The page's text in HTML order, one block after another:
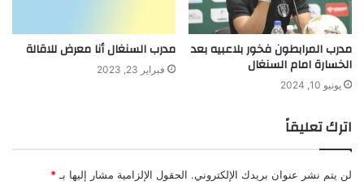
مدرب المرابطون فخور بلاعبيه بعد
الخسارة امام السنغال
يونيو 10, 2024
مدرب السنغال أنا معرض للاقالة
فبراير 23, 2023
اترك تعليقاً
لن يتم نشر عنوان بريدك الإلكتروني. الحقول الإلزامية مشار إليها بـ *